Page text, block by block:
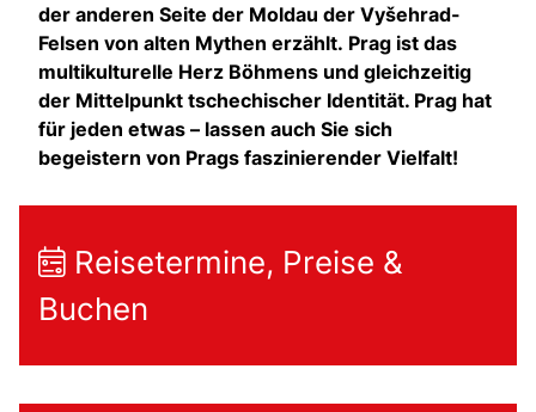
der anderen Seite der Moldau der Vyšehrad-
Felsen von alten Mythen erzählt. Prag ist das
multikulturelle Herz Böhmens und gleichzeitig
der Mittelpunkt tschechischer Identität. Prag hat
für jeden etwas – lassen auch Sie sich
begeistern von Prags faszinierender Vielfalt!
Reisetermine, Preise &
Buchen